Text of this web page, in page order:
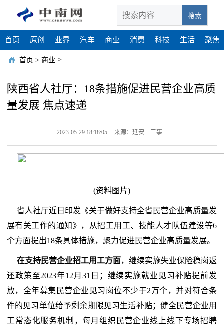
搜索
首页 原创 业界 汽车 商业 消费 科技 生活 聚焦
首页 > 商业 >
陕西省人社厅：18条措施促进民营企业高质
量发展 焦点速递
2023-05-29 18:18:05 来源：延安二三事
(资料图片)
省人社厅近日印发《关于做好支持全省民营企业高质量发
展有关工作的通知》，从招工用工、技能人才队伍建设等6
个方面提出18条具体措施，聚力促进民营企业高质量发展。
在支持民营企业招工用工方面，继续实施失业保险稳岗返
还政策至2023年12月31日；继续实施就业见习补贴提前发
放，全年募集民营企业见习岗位不少于2万个，并对符合条
件的见习单位给予剩余期限见习生活补贴；健全民营企业用
工常态化服务机制，每月组织民营企业线上线下专场招聘